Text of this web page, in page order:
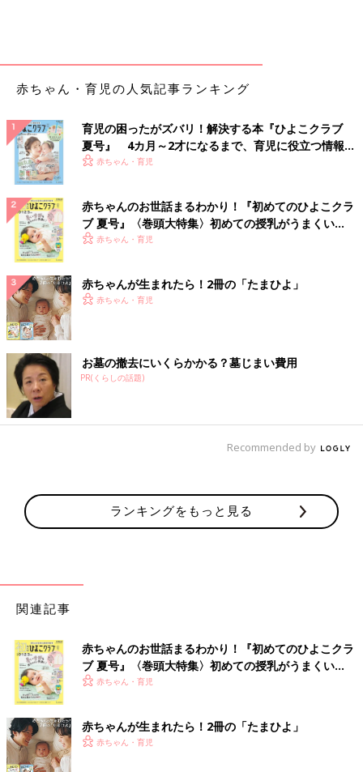
手先を使うこまかい遊びが好きなのですが、集中すると目に近づ
【×】手先を使う遊びも大切。やめさせるのではなく外遊
びの時間も作って
「目から20センチくらいの位置で行う作業（近業）は近視になり
やすく、近視を進めてしまうことは事実です。しかし、屋外活動
の時間が長い子どもは、近業の時間の長さと関連なく、近視の発
症が低いことがわかっています。
与えるので、満足するまでやらせてあげてください。その上で外
で過ごす時間を確保すれば、近視になるのを防ぐことは可能で
す。それでも心配な場合は、近視の専門の先生に定期チェックを
してもらいましょう」（五十嵐先生）
Q3：ぐずり対策として、短時間スマホの画面を見せるく
らいなら大丈夫
公共の場でおとなしくさせるには、スマホを見せるのがいちばん
効果的なんです。短時間ならスマホに頼ってもいい？
ゃんにはNG
「WHO（世界保健機関）が2019年に、近視の問題だけでなく、
面を見るべきではない』というガイドラインを示しました。公共
の場のぐずり対策で短時間スマホを見せるのは許容ということに
た、このガイドラインでは『
ます。1才未満の赤ちゃんには、難しい場合もあるかも知れませ
んが、電子機器以外のぐずり対策を考えてほしいと思います」
（五十嵐先生）
Q4：子どもが近視になるのはゲームが原因。短時間でも
やってはいけない
赤ちゃん・育児の人気記事ランキング
育児の困ったがズバリ！解決する本『ひよこクラブ
夏号』 4カ月～2才になるまで、育児に役立つ情報が
いっぱい！
赤ちゃん・育児
赤ちゃんのお世話まるわかり！『初めてのひよこクラ
ブ 夏号』〈巻頭大特集〉初めての授乳がうまくい
く！ おっぱい・ミルクの基本と夏のトラブル 解決テ
赤ちゃん・育児
赤ちゃんが生まれたら！2冊の「たまひよ」
赤ちゃん・育児
お墓の撤去にいくらかかる？墓じまい費用
PR(くらしの話題)
Recommended by
ランキングをもっと見る
関連記事
赤ちゃんのお世話まるわかり！『初めてのひよこクラ
ブ 夏号』〈巻頭大特集〉初めての授乳がうまくい
く！ おっぱい・ミルクの基本と夏のトラブル 解決テ
赤ちゃん・育児
赤ちゃんが生まれたら！2冊の「たまひよ」
赤ちゃん・育児